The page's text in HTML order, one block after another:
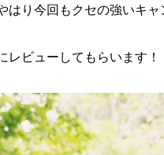
はり今回もクセの強いキャ
レビューしてもらいます！